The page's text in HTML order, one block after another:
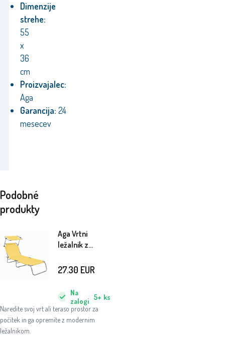
Dimenzije
strehe:
55
x
36
cm
Proizvajalec:
Aga
Garancija: 24
mesecev
Podobné
produkty
Aga Vrtni
ležalnik z
Rumena
Naredite svoj vrt ali teraso prostor za
počitek in ga opremite z modernim
ležalnikom.
Na
zalogi 5+ ks
27.30 EUR